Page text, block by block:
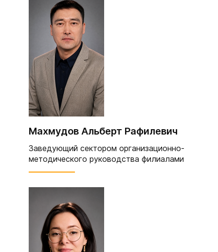
Махмудов Альберт Рафилевич
Заведующий сектором организационно-
методического руководства филиалами